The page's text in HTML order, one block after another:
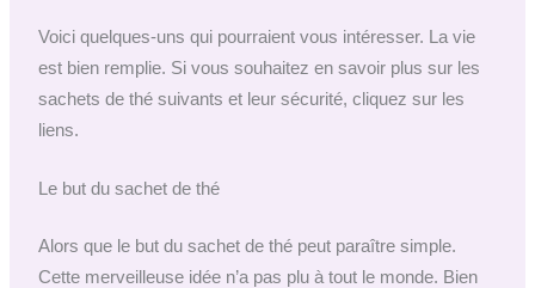
Voici quelques-uns qui pourraient vous intéresser. La vie
est bien remplie. Si vous souhaitez en savoir plus sur les
sachets de thé suivants et leur sécurité, cliquez sur les
liens.
Le but du sachet de thé
Alors que le but du sachet de thé peut paraître simple.
Cette merveilleuse idée n’a pas plu à tout le monde. Bien